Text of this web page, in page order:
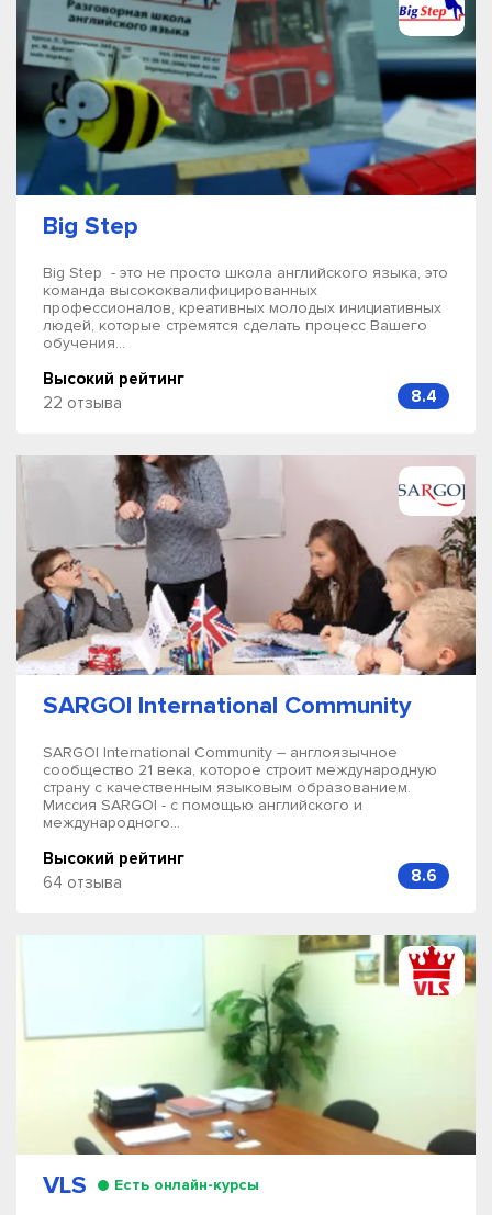
Big Step
Big Step - это не просто школа английского языка, это
команда высококвалифицированных
профессионалов, креативных молодых инициативных
людей, которые стремятся сделать процесс Вашего
обучения...
Высокий рейтинг
22 отзыва
8.4
SARGOI International Community
SARGOI International Community – англоязычное
сообщество 21 века, которое строит международную
страну с качественным языковым образованием.
Миссия SARGOI - с помощью английского и
международного...
Высокий рейтинг
64 отзыва
8.6
VLS Есть онлайн-курсы